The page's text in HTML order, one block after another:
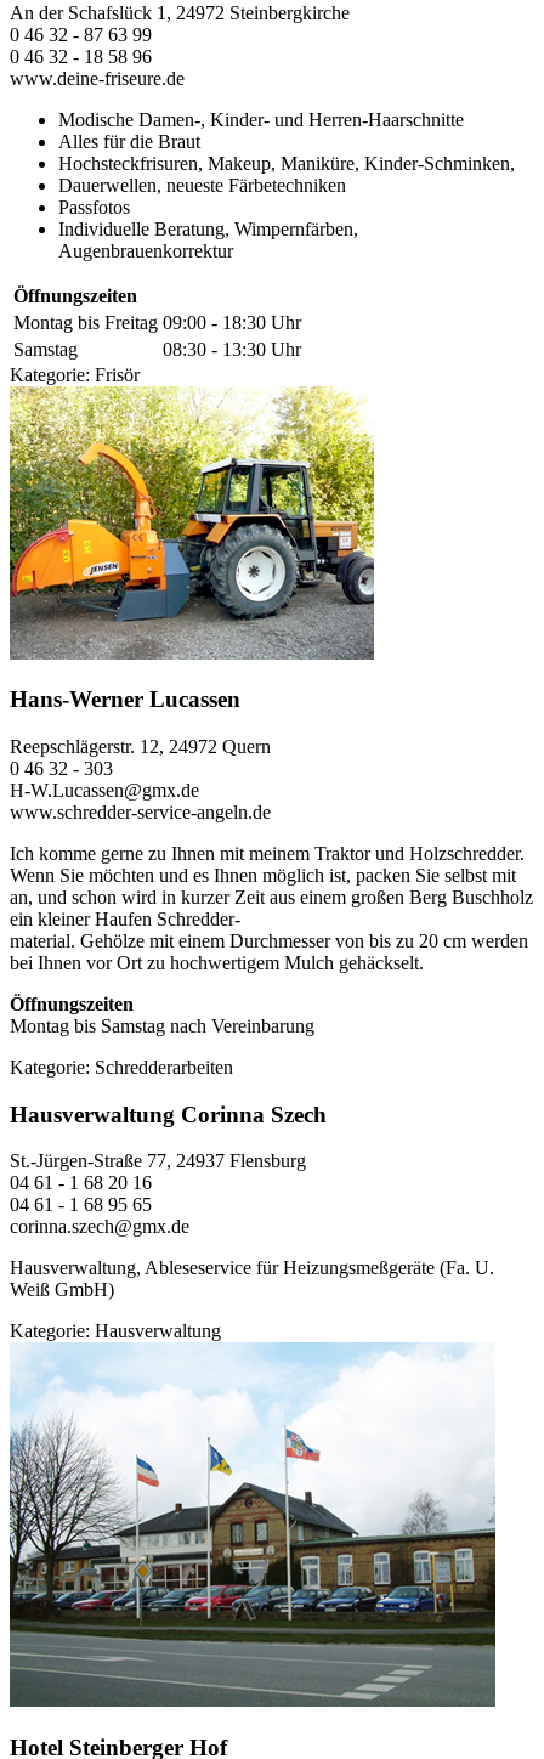
An der Schafslück 1, 24972 Steinbergkirche
0 46 32 - 87 63 99
0 46 32 - 18 58 96
www.deine-friseure.de
Modische Damen-, Kinder- und Herren-Haarschnitte
Alles für die Braut
Hochsteckfrisuren, Makeup, Maniküre, Kinder-Schminken,
Dauerwellen, neueste Färbetechniken
Passfotos
Individuelle Beratung, Wimpernfärben,
Augenbrauenkorrektur
Öffnungszeiten
Montag bis Freitag 09:00 - 18:30 Uhr
Samstag
08:30 - 13:30 Uhr
Kategorie: Frisör
Hans-Werner Lucassen
Reepschlägerstr. 12, 24972 Quern
0 46 32 - 303
H-W.Lucassen@gmx.de
www.schredder-service-angeln.de
Ich komme gerne zu Ihnen mit meinem Traktor und Holzschredder.
Wenn Sie möchten und es Ihnen möglich ist, packen Sie selbst mit
an, und schon wird in kurzer Zeit aus einem großen Berg Buschholz
ein kleiner Haufen Schredder-
material. Gehölze mit einem Durchmesser von bis zu 20 cm werden
bei Ihnen vor Ort zu hochwertigem Mulch gehäckselt.
Öffnungszeiten
Montag bis Samstag nach Vereinbarung
Kategorie: Schredderarbeiten
Hausverwaltung Corinna Szech
St.-Jürgen-Straße 77, 24937 Flensburg
04 61 - 1 68 20 16
04 61 - 1 68 95 65
corinna.szech@gmx.de
Hausverwaltung, Ableseservice für Heizungsmeßgeräte (Fa. U.
Weiß GmbH)
Kategorie: Hausverwaltung
Hotel Steinberger Hof